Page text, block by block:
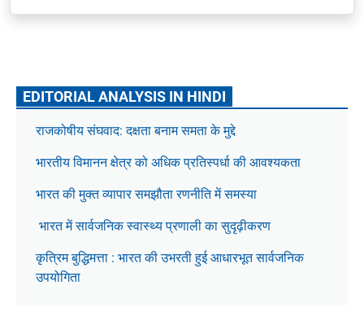
EDITORIAL ANALYSIS IN HINDI
राजकोषीय संघवाद: दक्षता बनाम समता के मुद्दे
भारतीय विमानन क्षेत्र को अधिक प्रतिस्पर्धा की आवश्यकता
भारत की मुक्त व्यापार समझौता रणनीति में समस्या
भारत में सार्वजनिक स्वास्थ्य प्रणाली का सुदृढ़ीकरण
कृत्रिम बुद्धिमत्ता : भारत की उभरती हुई आधारभूत सार्वजनिक
उपयोगिता